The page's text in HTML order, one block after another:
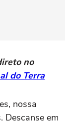
no
do Terra
nossa
Descanse em